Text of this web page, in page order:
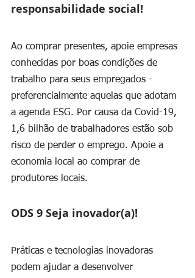
responsabilidade social!
Ao comprar presentes, apoie empresas
conhecidas por boas condições de
trabalho para seus empregados -
preferencialmente aquelas que adotam
a agenda ESG. Por causa da Covid-19,
1,6 bilhão de trabalhadores estão sob
risco de perder o emprego. Apoie a
economia local ao comprar de
produtores locais.
ODS 9 Seja inovador(a)!
Práticas e tecnologias inovadoras
podem ajudar a desenvolver